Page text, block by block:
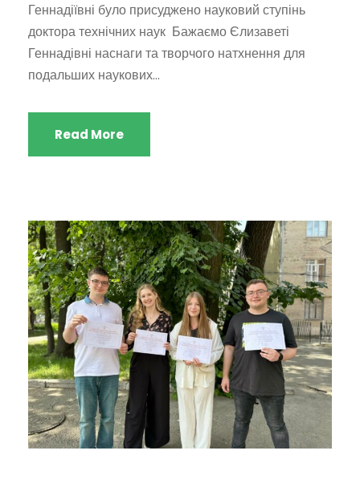
Геннадіївні було присуджено науковий ступінь
доктора технічних наук Бажаємо Єлизаветі
Геннадівні наснаги та творчого натхнення для
подальших наукових...
Read More